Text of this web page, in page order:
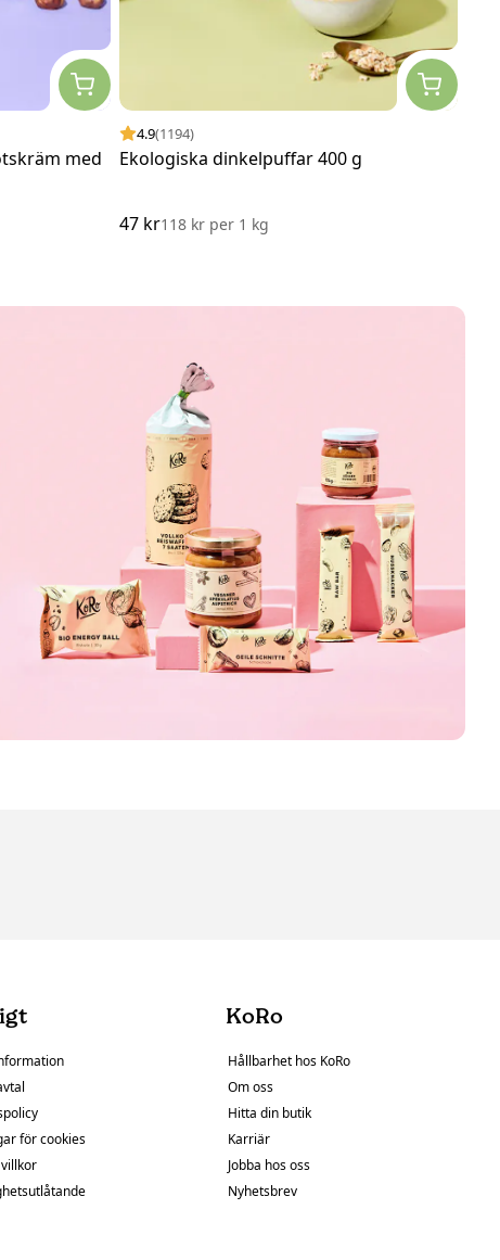
med
4.9(1194)
Ekologiska dinkelpuffar 400 g
47 kr118 kr per1 kg
för cookies
KoRo
Hållbarhet hos KoRo
Om oss
Hitta din butik
Karriär
Jobba hos oss
Nyhetsbrev